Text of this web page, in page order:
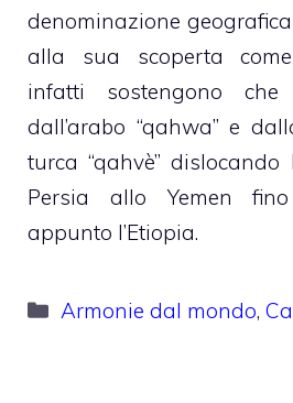
denominazione
alla sua scoperta
infatti sostengono
dall’arabo “qahwa” e
turca “qahvè”
Persia allo Yemen
appunto l’Etiopia.
Categorie
Armonie dal mondo,